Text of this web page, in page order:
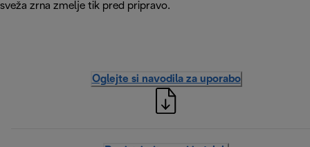
sveža zrna zmelje tik pred pripravo.
Oglejte si navodila za uporabo